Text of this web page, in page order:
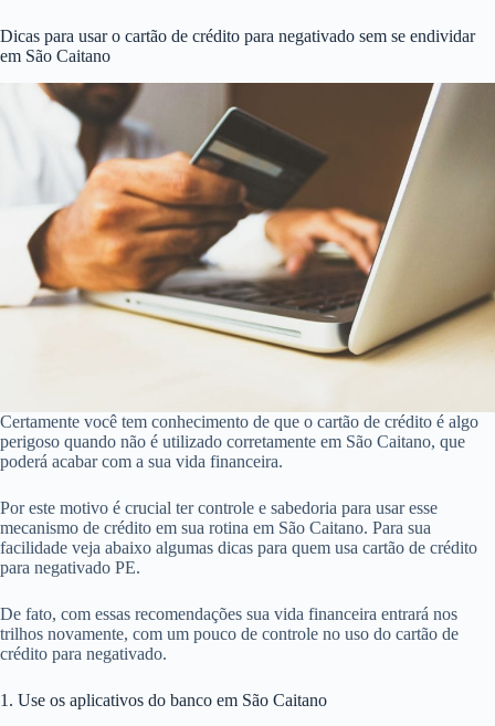
Dicas para usar o cartão de crédito para negativado sem se endividar
em São Caitano
Certamente você tem conhecimento de que o cartão de crédito é algo
perigoso quando não é utilizado corretamente em São Caitano, que
poderá acabar com a sua vida financeira.
Por este motivo é crucial ter controle e sabedoria para usar esse
mecanismo de crédito em sua rotina em São Caitano. Para sua
facilidade veja abaixo algumas dicas para quem usa cartão de crédito
para negativado PE.
De fato, com essas recomendações sua vida financeira entrará nos
trilhos novamente, com um pouco de controle no uso do cartão de
crédito para negativado.
1. Use os aplicativos do banco em São Caitano